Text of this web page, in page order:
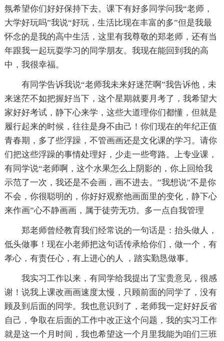
氛希望你们好好保持下去。课下有好多同学问我“老师，
大学好玩吗”我说“好玩，生活比现在丰富的多”但是我最
怀念的是我的高中生活，这里有我尊敬的郑老师，还有当
年跟我一起玩耍学习的同学朋友。我现在能回到我的高
中，我很幸福。
有同学告诉我说“老师我未来好迷茫啊”我告诉他，未
来迷茫不如把握好当下，这个星期就要月考了，我希望大
家好好考试，静下心来学，这些大道理你们都懂，但就是
履行起来的时候，往往是身不由己！你们现在的年纪正值
青春期，多了些浮躁，不管画画还是文化课的学习。请你
们把这些浮躁的事情处理好，少走一些弯路。上专业课，
有同学说“老师啊，这个水果怎么上阴影的，你上回给我
示范了一次，我还是不会画，画不进去。”我想说"不是你
不会，你很聪明的，你好好观察他画面里的变化，静下心
来作画”心不静画画，属于徒劳无功。多一点自我管理
郑老师曾经教育我们经常说的一句话是：抬头做人，
低头做事！现在小老师把这句话传承给你们，做一个，有
孝心，有责任心，有上进心的人 ，踏实勤恳做事。
我实习工作以来，有同学给我提出了宝贵意见，很感
谢！说我上课改画画速度太慢，只顾前面的同学了，没有
顾及到后面的同学。我也意识到了，老师我一定好好反省
自己，争取在后面的工作中改正这个问题，我的实习工作
就是这一个月时间，我也希望这一个月里我能为咱们三班